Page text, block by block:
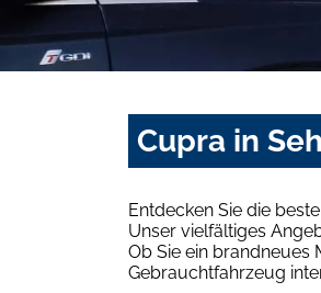
Cupra in
Entdecken Sie die
Unser vielfältiges
Ob Sie ein
Gebrauchtfahrzeug